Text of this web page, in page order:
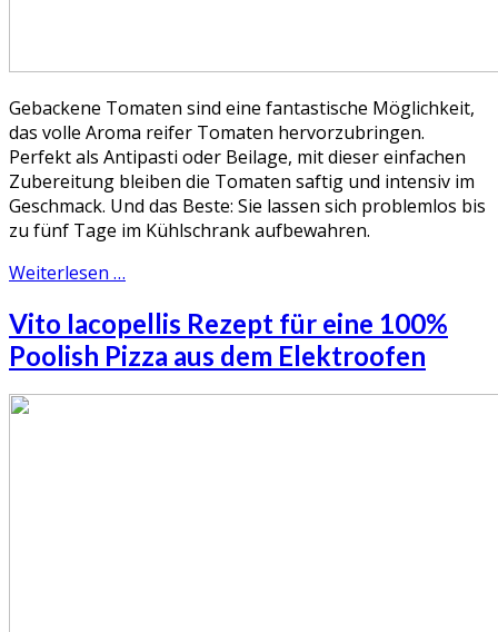
Gebackene Tomaten sind eine fantastische Möglichkeit,
das volle Aroma reifer Tomaten hervorzubringen.
Perfekt als Antipasti oder Beilage, mit dieser einfachen
Zubereitung bleiben die Tomaten saftig und intensiv im
Geschmack. Und das Beste: Sie lassen sich problemlos bis
zu fünf Tage im Kühlschrank aufbewahren.
Weiterlesen …
Vito Iacopellis Rezept für eine 100%
Poolish Pizza aus dem Elektroofen